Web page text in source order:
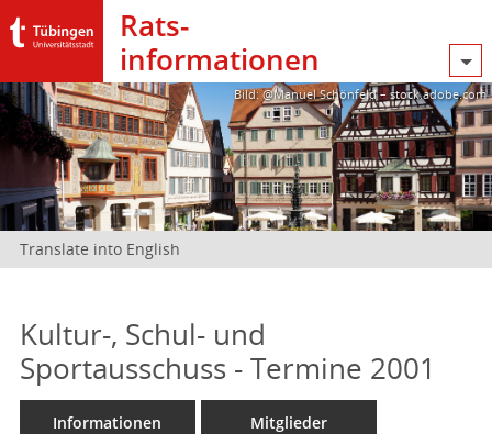
Rats­
informationen
Bild: @Manuel Schönfeld – stock.adobe.com
Translate into English
Kultur-, Schul- und
Sportausschuss - Termine 2001
Informationen Mitglieder